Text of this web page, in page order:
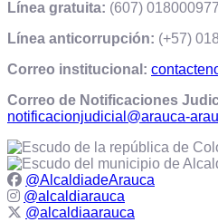
Línea gratuita: (607)
Línea anticorrupción: (+57)
Correo institucional:
Correo de Notificaciones
notificacionjudicial@arauca-
@AlcaldiadeArauca
@alcaldiarauca
@alcaldiaarauca